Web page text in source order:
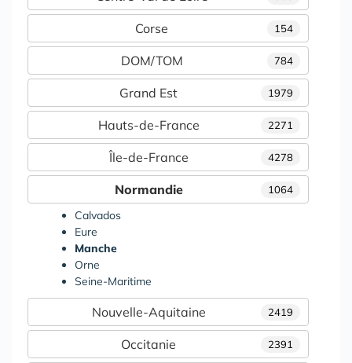
154
Corse
784
DOM/TOM
1979
Grand Est
2271
Hauts-de-France
4278
Île-de-France
1064
Normandie
Calvados
Eure
Manche
Orne
Seine-Maritime
2419
Nouvelle-Aquitaine
2391
Occitanie